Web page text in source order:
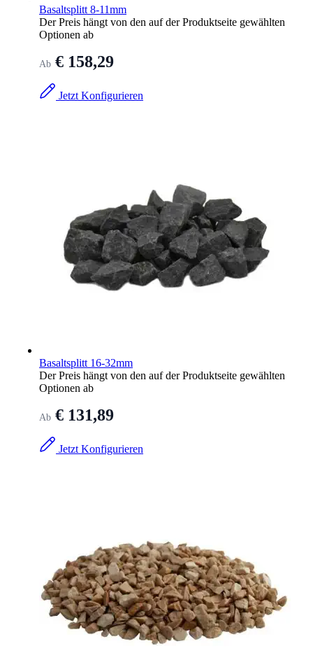
Basaltsplitt 8-11mm
Der Preis hängt von den auf der Produktseite gewählten
Optionen ab
Ab € 158,29
Jetzt Konfigurieren
Basaltsplitt 16-32mm
Der Preis hängt von den auf der Produktseite gewählten
Optionen ab
Ab € 131,89
Jetzt Konfigurieren